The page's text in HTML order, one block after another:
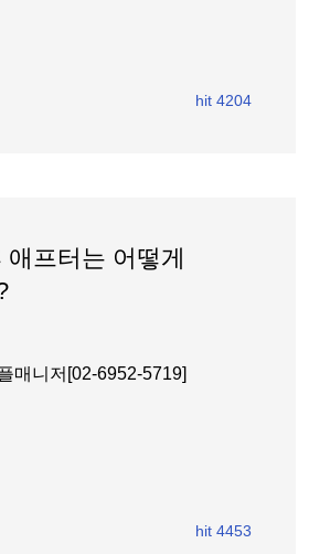
hit 4204
애프터는 어떻게
매니저[02-6952-5719]
hit 4453